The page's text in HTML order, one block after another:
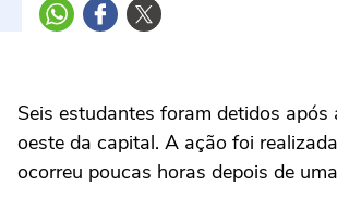
Seis estudantes foram detidos
oeste da capital. A ação foi
ocorreu poucas horas depois de